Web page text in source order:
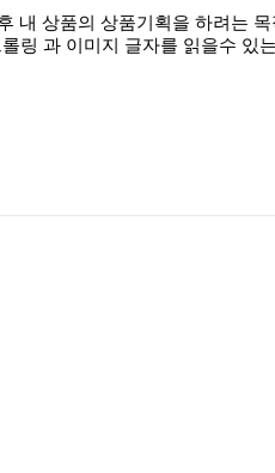
내 상품의 상품기획을 하려는
링 과 이미지 글자를 읽을수